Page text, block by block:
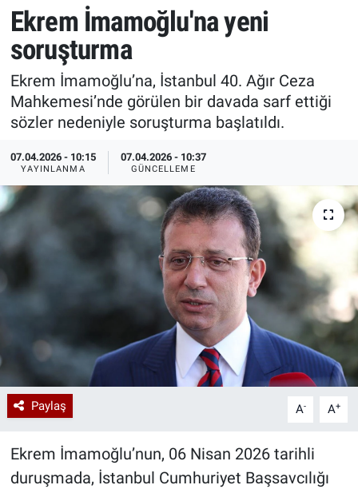
Ekrem İmamoğlu'na yeni
soruşturma
Ekrem İmamoğlu’na, İstanbul 40. Ağır Ceza
Mahkemesi’nde görülen bir davada sarf ettiği
sözler nedeniyle soruşturma başlatıldı.
07.04.2026 - 10:15
YAYINLANMA
07.04.2026 - 10:37
GÜNCELLEME
Paylaş A- A+
Ekrem İmamoğlu’nun, 06 Nisan 2026 tarihli
duruşmada, İstanbul Cumhuriyet Başsavcılığı
Erişim Bilgileri
Ekonomi
Trend
Yazarlar
Erişim Bilgileri
Spor
Ekonomi
Medya
Özel Haberler
Kadın
Erişim Bilgileri
Sağlık
Teknoloji
Erişim Bilgileri
Tüm Manşetler
Son Dakika Haberleri